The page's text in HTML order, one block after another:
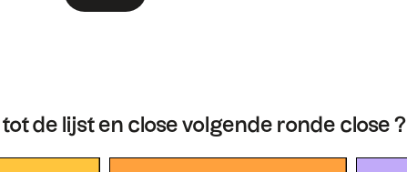
de lijst en close volgende ronde close ?